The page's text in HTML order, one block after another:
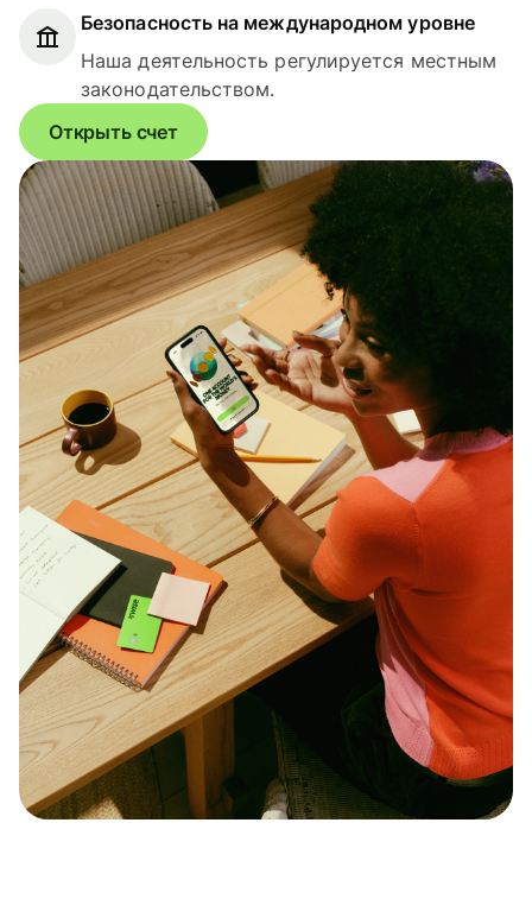
Безопасность на международном уровне
Наша деятельность регулируется местным
законодательством.
Открыть счет